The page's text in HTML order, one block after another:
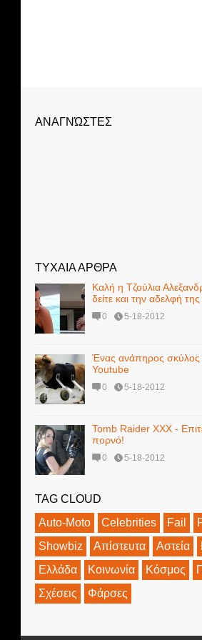
ΑΝΑΓΝΏΣΤΕΣ
ΤΥΧΑΙΑ ΑΡΘΡΑ
Καλή η Τζούλια
δείτε και την αδελφή
0 5-18-2012
Ένας ανάπηρος σκύλος
Youtube
0 5-18-2012
Tomb Raider XXX -
πορνό!
0 5-18-2012
TAG CLOUD
Auto-Moto
Celebrities Fail
Showbiz
Απίστευτα Αστεία
Ελλάδα
Κοινωνία Κόσμος
Σχέσεις
Φάρσες